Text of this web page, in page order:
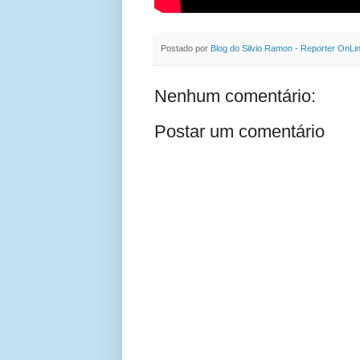
Postado por Blog do Silvio Ramon - Reporter
Nenhum comentário:
Postar um comentário